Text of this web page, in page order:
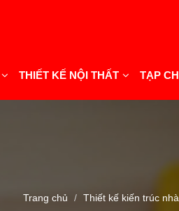
THIẾT KẾ NỘI THẤT TẠP
Trang chủ
Thiết kế kiến trúc